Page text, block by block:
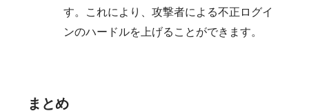
す。これにより、攻撃者による不正ログイ
ンのハードルを上げることができます。
まとめ